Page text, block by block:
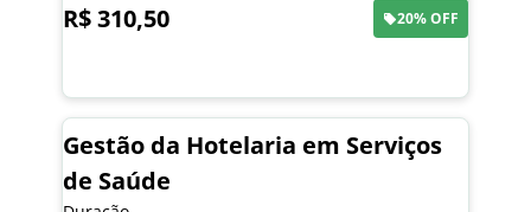
R$ 310,50 20% OFF
Gestão da Hotelaria em Serviços
de Saúde